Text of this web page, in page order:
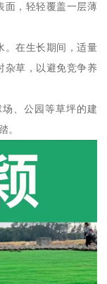
面，轻轻覆盖一层薄
。在生长期间，适量
杂草，以避免竞争养
、公园等草坪的建
。